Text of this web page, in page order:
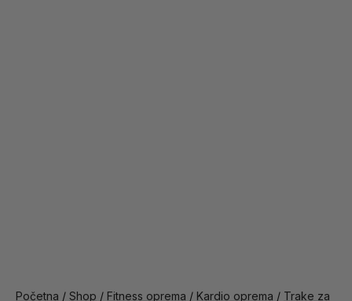
Početna / Shop / Fitness oprema / Kardio oprema / Trake za